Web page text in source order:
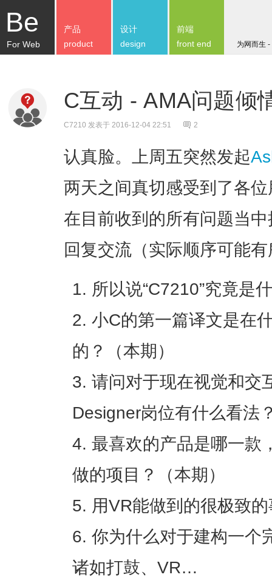
Be
For Web 为网而生
产品
product
设计
design
前端
front end
C互动 - AMA问题倾
C7210 发表于 2016-12-04 22:51 2
认真脸。上周五突然发起
两天之间真切感受到了各
在目前收到的所有问题当
回复交流（实际顺序可能
所以说“C7210”究竟是
小C的第一篇译文是在
的？（本期）
请问对于现在视觉和交
Designer岗位有什么看法
最喜欢的产品是哪一款
做的项目？（本期）
用VR能做到的很极致
你为什么对于建构一个
诸如打鼓、VR…